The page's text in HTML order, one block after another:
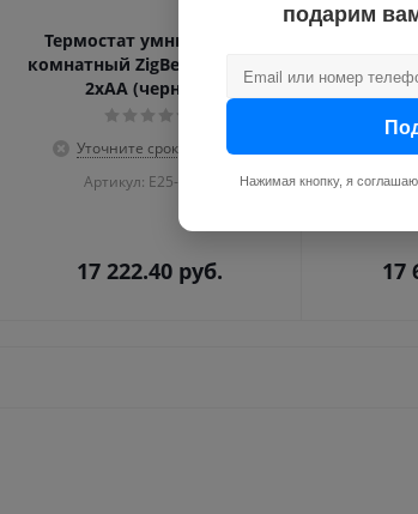
Термостат умный ENGO
комнатный ZigBee/868 МГц,
2хАА (черный)
Уточните срок поставки
Артикул: E25-BATB
17 222.40руб. 17
подарим
Нажимая кнопку, я